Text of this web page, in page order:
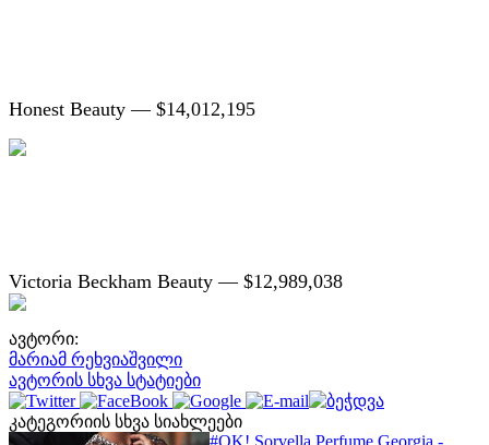
Honest Beauty — $14,012,195
Victoria Beckham Beauty — $12,989,038
ავტორი:
მარიამ რეხვიაშვილი
ავტორის სხვა სტატიები
კატეგორიის სხვა სიახლეები
#OK! Sorvella Perfume Georgia -